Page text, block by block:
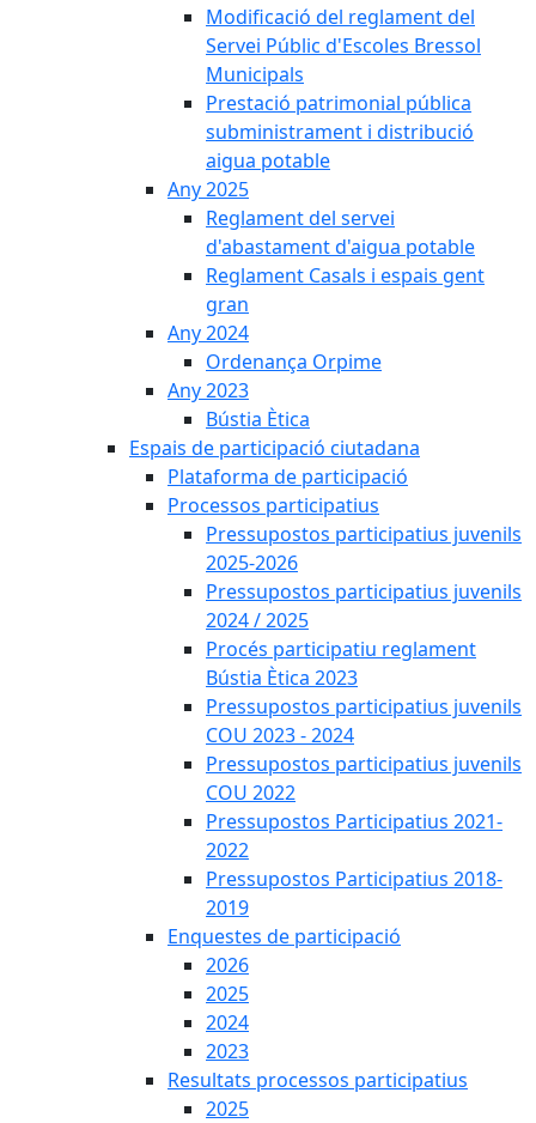
Modificació del reglament del
Servei Públic d'Escoles Bressol
Municipals
Prestació patrimonial pública
subministrament i distribució
aigua potable
Any 2025
Reglament del servei
d'abastament d'aigua potable
Reglament Casals i espais gent
gran
Any 2024
Ordenança Orpime
Any 2023
Bústia Ètica
Espais de participació ciutadana
Plataforma de participació
Processos participatius
Pressupostos participatius juvenils
2025-2026
Pressupostos participatius juvenils
2024 / 2025
Procés participatiu reglament
Bústia Ètica 2023
Pressupostos participatius juvenils
COU 2023 - 2024
Pressupostos participatius juvenils
COU 2022
Pressupostos Participatius 2021-
2022
Pressupostos Participatius 2018-
2019
Enquestes de participació
2026
2025
2024
2023
Resultats processos participatius
2025